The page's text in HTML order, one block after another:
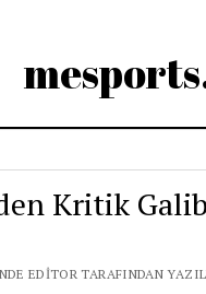
Kritik
EDITOR TARAFINDAN